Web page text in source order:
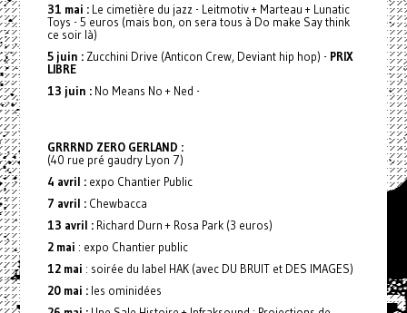
31 mai :Le cimetière du jazz - Leitmotiv + Marteau + Lunatic
Toys - 5 euros (mais bon, on sera tous à Do make Say think
ce soir là)
5 juin :Zucchini Drive (Anticon Crew, Deviant hip hop) - PRIX
LIBRE
13 juin : No Means No + Ned -
GRRRND ZERO GERLAND :
(40 rue pré gaudry Lyon 7)
4 avril :expo Chantier Public
7 avril :Chewbacca
13 avril :Richard Durn + Rosa Park (3 euros)
2 mai : expo Chantier public
12 mai : soirée du label HAK (avec DU BRUIT et DES IMAGES)
20 mai :les ominidées